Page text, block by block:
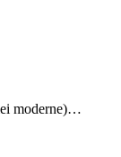
moderne)…